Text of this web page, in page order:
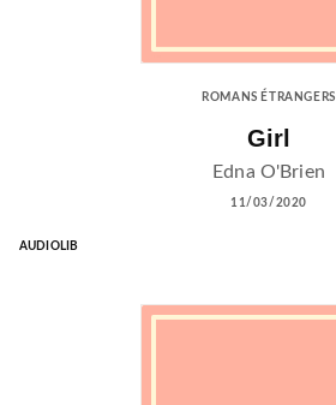
ROMANS ÉTRANGERS
Girl
Edna O'Brien
11/03/2020
AUDIOLIB